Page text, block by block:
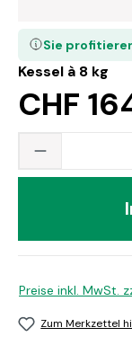
Kessel à 8 kg
CHF
Sie
Produkt
Preise inkl. MwSt.
Zum Merkzettel